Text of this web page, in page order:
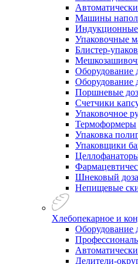
Машины
Упаковочные
Блистер-
Оборудование
Оборудование
Поршневые
Счетчики
Упаковочное
Термоформеры
Упаковка
Упаковщики
Шнековый
Непищевые
Хлебопекарное и
Оборудование
Делители-